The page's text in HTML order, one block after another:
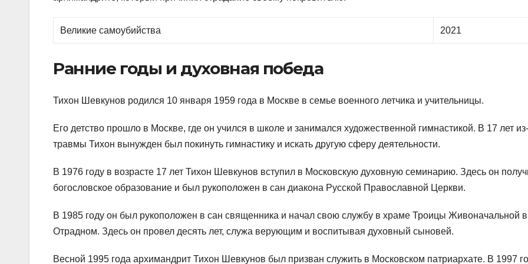
Великие самоубийства 2021
Ранние годы и духовная победа
Тихон Шевкунов родился 10 января 1959 года в Москве в семье военного летчика и учительницы.
Его детство прошло в Москве, где он учился в школе и занимался художественной гимнастикой. В 17 лет
травмы Тихон вынужден был покинуть гимнастику и искать другую сферу деятельности.
В 1976 году в возрасте 17 лет Тихон Шевкунов вступил в Московскую духовную семинарию. Здесь он
богословское образование и был рукоположен в сан диакона Русской Православной Церкви.
В 1985 году он был рукоположен в сан священника и начал свою службу в храме Троицы Живоначальной в
Отрадном. Здесь он провел десять лет, служа верующим и воспитывая духовный сыновей.
Весной 1995 года архимандрит Тихон Шевкунов был призван служить в Московском патриархате. В 1997